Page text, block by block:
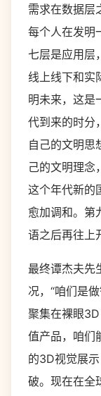
需求在数据层
每个人在发明
七层是应用层
线上线下和实
明未来，这是
代到来的时分
自己的文明思
己的文明理念
这个年代新的
愈加调和。第
语之后再往上
最终谭杰夫先
况，“咱们是
聚集在裸眼
值产品，咱们
的3D视觉展
破。现在在全